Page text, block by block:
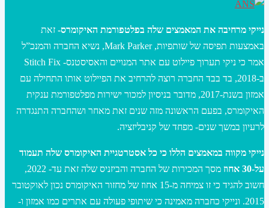
נייקי מרחיבה את המאמצים שלה בפלטפורמת האיקומרס- זאת
באמצעות תפיסה של שותפיות, Mark Parker, נשיא החברה והמנכ”ל
ב-2018, בד בבד החברה רוצה להרחיב את הפיילוט אותו התחילה עם
אמזון בשנת-2017, מדובר בניסיון למכור ישירות מפלטפורמת ענקית
האיקומרס, בפעם הראשונה מזה שנים זאת מאחר ושהחברה התנגדרה
לרעיון במשך שנים- מפחד של קניבליזציה.
נייקי מקווה במאמצים הללו כי כל אסטרטגיית האיקומרס שלה תעמוד
על-30 אחוז
מסך המכירות של החברה והביזניס שלה זאת עד- 2022,
חשוב להגיד כי זו צמיחה מ-15 אחוז של מחזור האיקומרס נכון לאוקטובר
2015. ונייקי כחברה מאמינה כי שיתופי פעולה עם אתרים כמו אמזון ו-